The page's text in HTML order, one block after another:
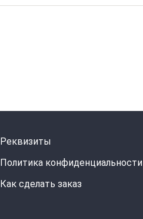
Реквизиты
Политика конфиденциальности
Как сделать заказ